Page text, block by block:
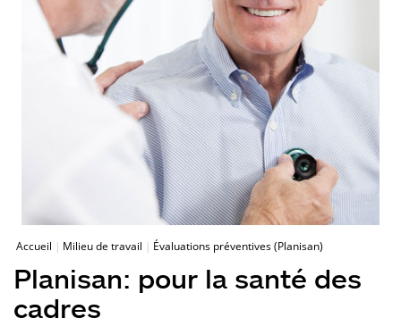
Accueil Milieu de travail Évaluations préventives (Planisan)
Planisan: pour la santé des
cadres